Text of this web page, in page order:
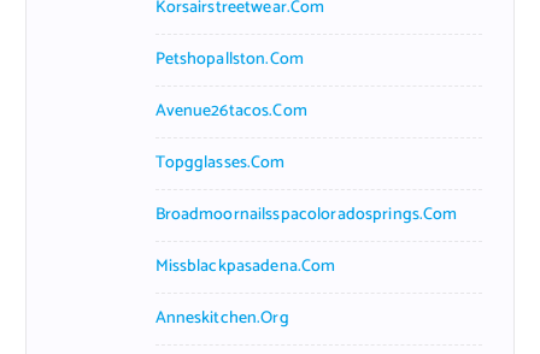
Korsairstreetwear.com
Petshopallston.com
Avenue26tacos.com
Topgglasses.com
Broadmoornailsspacoloradosprings.com
Missblackpasadena.com
Anneskitchen.org